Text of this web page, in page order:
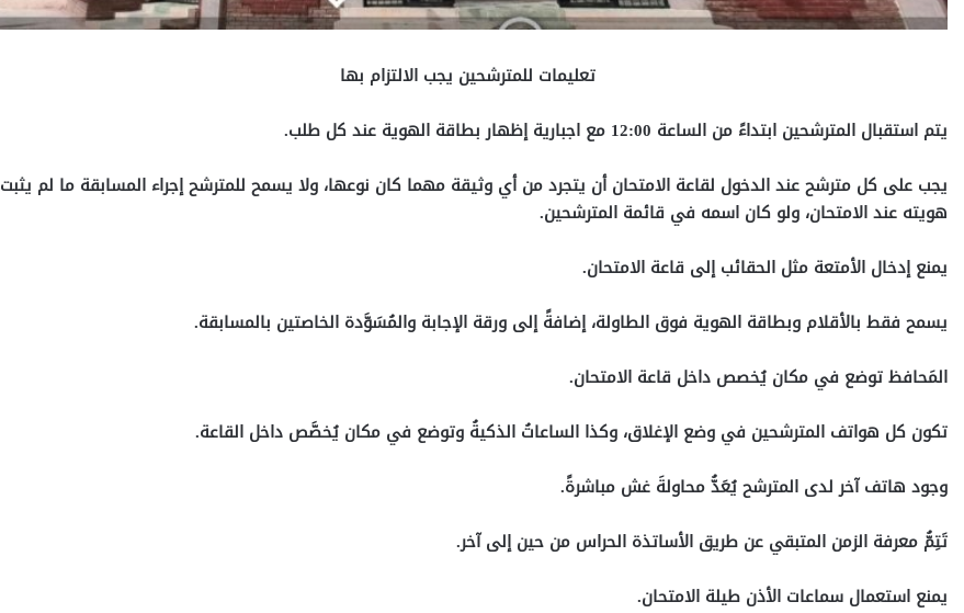
تعليمات للمترشحين يجب الالتزام بها
يتم استقبال المترشحين ابتداءً من الساعة 12:00 مع اجبارية إظهار بطاقة الهوية عند كل طلب.
يجب على كل مترشح عند الدخول لقاعة الامتحان أن يتجرد من أي وثيقة مهما كان نوعها، ولا يسمح للمترشح إجراء المسابقة ما لم يثبت
هويته عند الامتحان، ولو كان اسمه في قائمة المترشحين.
يمنع إدخال الأمتعة مثل الحقائب إلى قاعة الامتحان.
يسمح فقط بالأقلام وبطاقة الهوية فوق الطاولة، إضافةً إلى ورقة الإجابة والمُسَوَّدة الخاصتين بالمسابقة.
المَحافظ توضع في مكان يُخصص داخل قاعة الامتحان.
تكون كل هواتف المترشحين في وضع الإغلاق، وكذا الساعاتُ الذكيةُ وتوضع في مكان يُخصَّص داخل القاعة.
وجود هاتف آخر لدى المترشح يُعَدُّ محاولةَ غش مباشرةً.
تَتِمُّ معرفة الزمن المتبقي عن طريق الأساتذة الحراس من حين إلى آخر.
يمنع استعمال سماعات الأذن طيلة الامتحان.